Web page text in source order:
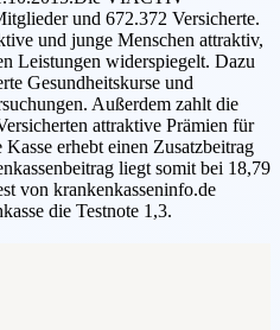
und 672.372 Versicherte.
und junge Menschen attraktiv,
Leistungen widerspiegelt. Dazu
Gesundheitskurse und
Außerdem zahlt die
attraktive Prämien für
erhebt einen Zusatzbeitrag
liegt somit bei 18,79
von krankenkasseninfo.de
die Testnote 1,3.